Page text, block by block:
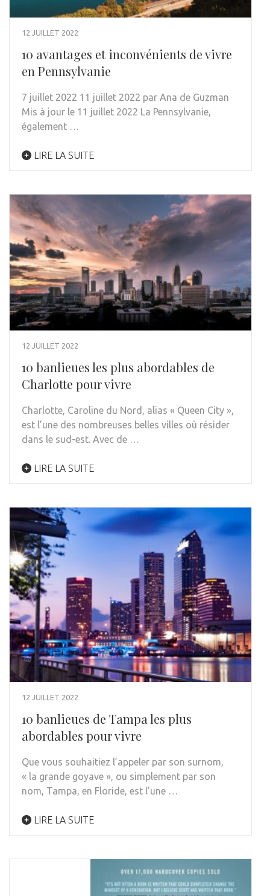
12 JUILLET 2022
10 avantages et inconvénients de vivre
en Pennsylvanie
7 juillet 2022 11 juillet 2022 par Ana de Guzman
Mis à jour le 11 juillet 2022 La Pennsylvanie,
également …
LIRE LA SUITE
12 JUILLET 2022
10 banlieues les plus abordables de
Charlotte pour vivre
Charlotte, Caroline du Nord, alias « Queen City »,
est l’une des nombreuses belles villes où résider
dans le sud-est. Avec de …
LIRE LA SUITE
12 JUILLET 2022
10 banlieues de Tampa les plus
abordables pour vivre
Que vous souhaitiez l’appeler par son surnom,
« la grande goyave », ou simplement par son
nom, Tampa, en Floride, est l’une …
LIRE LA SUITE